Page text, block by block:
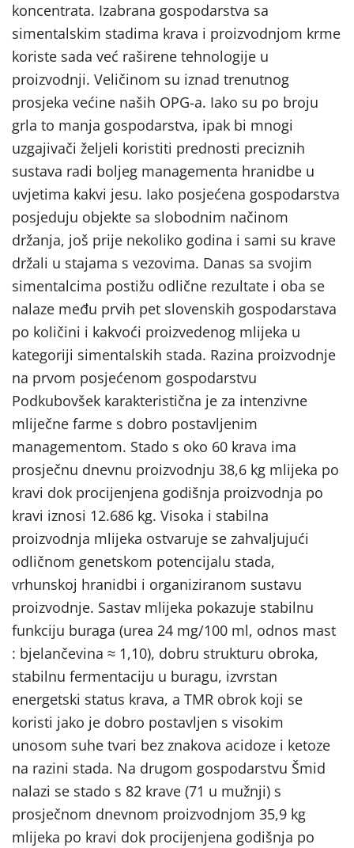
koncentrata. Izabrana gospodarstva sa
simentalskim stadima krava i proizvodnjom krme
koriste sada već raširene tehnologije u
proizvodnji. Veličinom su iznad trenutnog
prosjeka većine naših OPG-a. Iako su po broju
grla to manja gospodarstva, ipak bi mnogi
uzgajivači željeli koristiti prednosti preciznih
sustava radi boljeg managementa hranidbe u
uvjetima kakvi jesu. Iako posjećena gospodarstva
posjeduju objekte sa slobodnim načinom
držanja, još prije nekoliko godina i sami su krave
držali u stajama s vezovima. Danas sa svojim
simentalcima postižu odlične rezultate i oba se
nalaze među prvih pet slovenskih gospodarstava
po količini i kakvoći proizvedenog mlijeka u
kategoriji simentalskih stada. Razina proizvodnje
na prvom posjećenom gospodarstvu
Podkubovšek karakteristična je za intenzivne
mliječne farme s dobro postavljenim
managementom. Stado s oko 60 krava ima
prosječnu dnevnu proizvodnju 38,6 kg mlijeka po
kravi dok procijenjena godišnja proizvodnja po
kravi iznosi 12.686 kg. Visoka i stabilna
proizvodnja mlijeka ostvaruje se zahvaljujući
odličnom genetskom potencijalu stada,
vrhunskoj hranidbi i organiziranom sustavu
proizvodnje. Sastav mlijeka pokazuje stabilnu
funkciju buraga (urea 24 mg/100 ml, odnos mast
: bjelančevina ≈ 1,10), dobru strukturu obroka,
stabilnu fermentaciju u buragu, izvrstan
energetski status krava, a TMR obrok koji se
koristi jako je dobro postavljen s visokim
unosom suhe tvari bez znakova acidoze i ketoze
na razini stada. Na drugom gospodarstvu Šmid
nalazi se stado s 82 krave (71 u mužnji) s
prosječnom dnevnom proizvodnjom 35,9 kg
mlijeka po kravi dok procijenjena godišnja po